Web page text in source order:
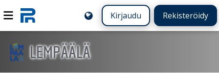
Kirjaudu Rekisteröidy
LEMPÄÄLÄ